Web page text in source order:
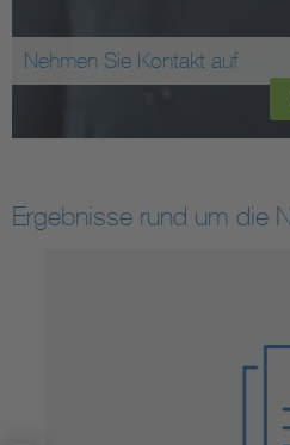
Nehmen Sie Kontakt auf
Ergebnisse rund um die